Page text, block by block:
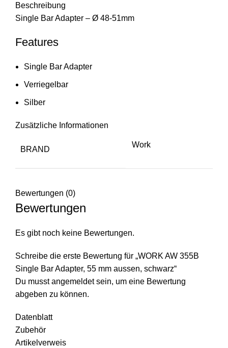
Beschreibung
Single Bar Adapter – Ø 48-51mm
Features
Single Bar Adapter
Verriegelbar
Silber
Zusätzliche Informationen
BRAND
Work
Bewertungen (0)
Bewertungen
Es gibt noch keine Bewertungen.
Schreibe die erste Bewertung für „WORK AW 355B
Single Bar Adapter, 55 mm aussen, schwarz“
Du musstangemeldetsein, um eine Bewertung
abgeben zu können.
Datenblatt
Zubehör
Artikelverweis